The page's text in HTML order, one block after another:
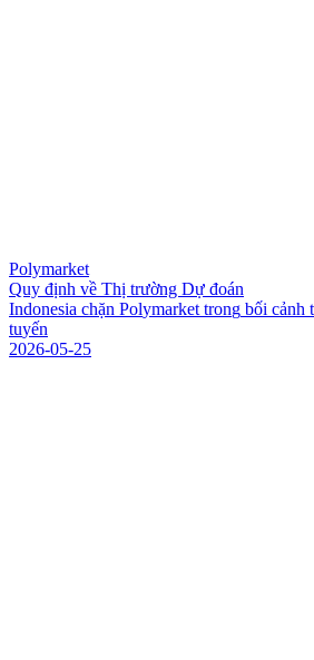
Polymarket
Quy định về Thị trường Dự đoán
Indonesia chặn Polymarket trong bối cảnh t
tuyến
2026-05-25